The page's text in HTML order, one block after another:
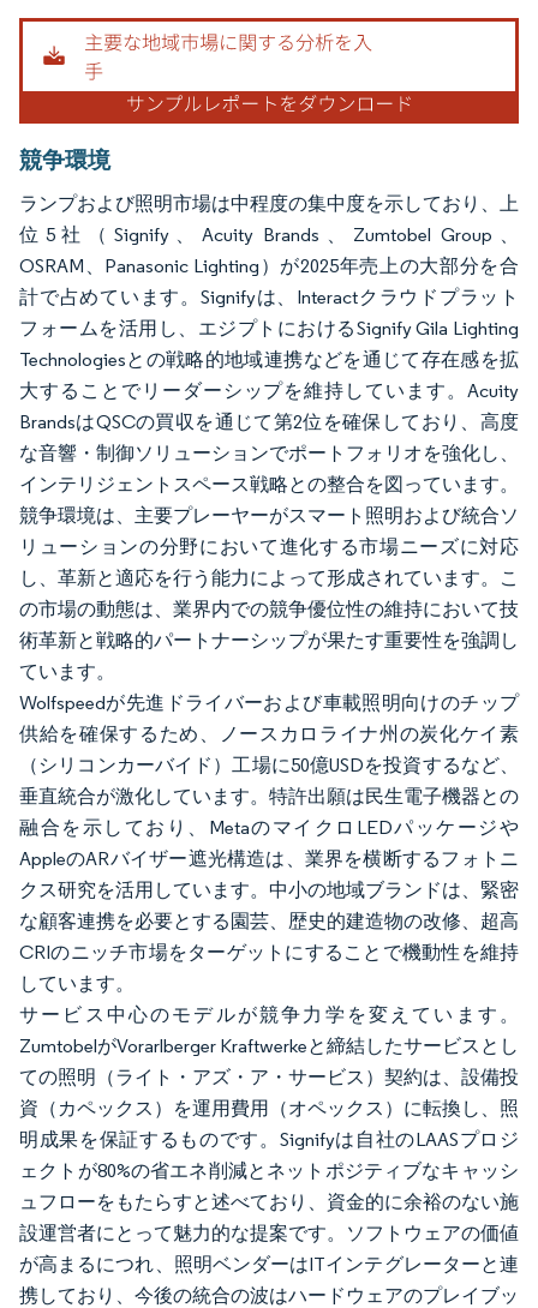
画像 © Mordor Intelligence。再利用にはCC BY 4.0の表示が必要です。
競争環境
ランプおよび照明市場は中程度の集中度を示しており、上
位5社（Signify、Acuity Brands、Zumtobel Group、
OSRAM、Panasonic Lighting）が2025年売上の大部分を合
計で占めています。Signifyは、Interactクラウドプラット
フォームを活用し、エジプトにおけるSignify Gila Lighting
Technologiesとの戦略的地域連携などを通じて存在感を拡
大することでリーダーシップを維持しています。Acuity
BrandsはQSCの買収を通じて第2位を確保しており、高度
な音響・制御ソリューションでポートフォリオを強化し、
インテリジェントスペース戦略との整合を図っています。
競争環境は、主要プレーヤーがスマート照明および統合ソ
リューションの分野において進化する市場ニーズに対応
し、革新と適応を行う能力によって形成されています。こ
の市場の動態は、業界内での競争優位性の維持において技
術革新と戦略的パートナーシップが果たす重要性を強調し
ています。
Wolfspeedが先進ドライバーおよび車載照明向けのチップ
供給を確保するため、ノースカロライナ州の炭化ケイ素
（シリコンカーバイド）工場に50億USDを投資するなど、
垂直統合が激化しています。特許出願は民生電子機器との
融合を示しており、MetaのマイクロLEDパッケージや
AppleのARバイザー遮光構造は、業界を横断するフォトニ
クス研究を活用しています。中小の地域ブランドは、緊密
な顧客連携を必要とする園芸、歴史的建造物の改修、超高
CRIのニッチ市場をターゲットにすることで機動性を維持
しています。
サービス中心のモデルが競争力学を変えています。
ZumtobelがVorarlberger Kraftwerkeと締結したサービスとし
ての照明（ライト・アズ・ア・サービス）契約は、設備投
資（カペックス）を運用費用（オペックス）に転換し、照
明成果を保証するものです。Signifyは自社のLAASプロジ
ェクトが80%の省エネ削減とネットポジティブなキャッシ
ュフローをもたらすと述べており、資金的に余裕のない施
設運営者にとって魅力的な提案です。ソフトウェアの価値
が高まるにつれ、照明ベンダーはITインテグレーターと連
携しており、今後の統合の波はハードウェアのプレイブッ